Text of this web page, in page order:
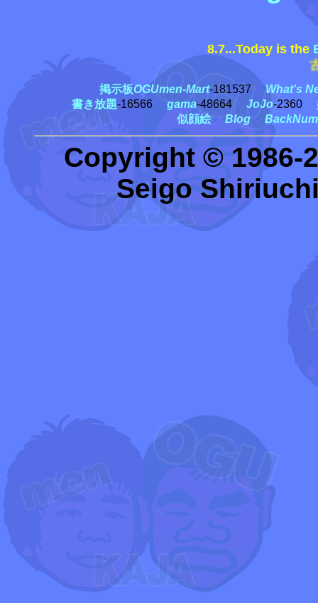
8.7...Today is the
古
掲示板OGUmen-Mart-181537What's
書き放題-16566 gama-48664 JoJo-2360
似顔絵
Blog
Copyright © 1986-
Seigo